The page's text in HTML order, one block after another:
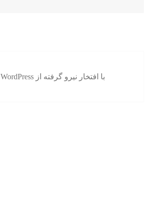
با افتخار نیرو گرفته از WordPress